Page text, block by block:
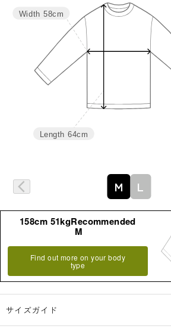
59/69
Length 64cm
Width 58cm
M L
158cm 51kgRecommended
M
Find out more on your body
type
サイズガイド